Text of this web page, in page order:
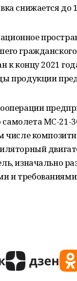
снижается до
к концу 2021
продукции
МС-21-
изначально
и